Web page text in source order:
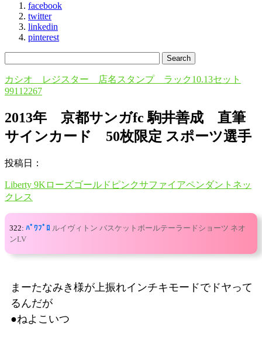
facebook
twitter
linkedin
pinterest
カシオ レジスター 店名スタンプ ラック10.13セット
99112267
2013年 京都サンガfc 駒井善成 直筆
サインカード 50枚限定 スポーツ選手
投稿日：
Liberty 9Kローズゴールドピンクサファイアペンダントネッ
クレス
322: ﾊﾟﾜﾌﾟﾛ ルイヴィトン バスケットボールテーラードショーツ ネオ
ンLV
まーたなみき様が上振れインチキモードでドヤって
るんだが
●ねよこいつ